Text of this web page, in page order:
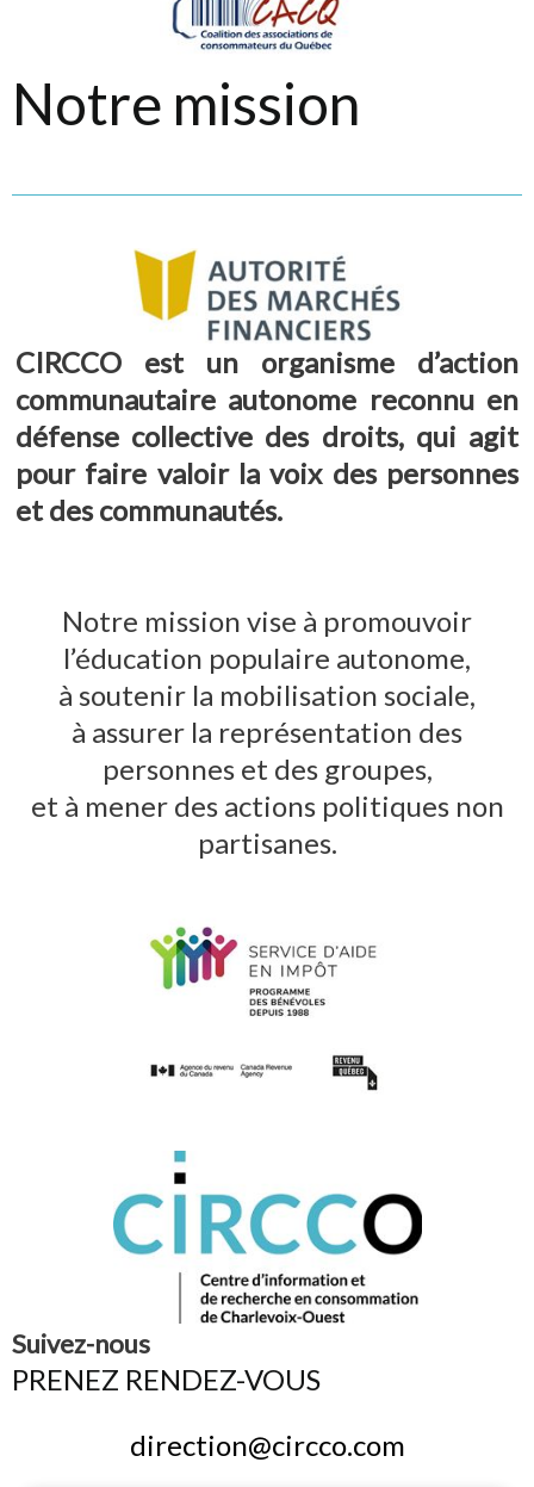
Notre mission
CIRCCO est un organisme d’action
communautaire autonome reconnu en
défense collective des droits, qui agit
pour faire valoir la voix des personnes
et des communautés.
Notre mission vise à promouvoir
l’éducation populaire autonome,
à soutenir la mobilisation sociale,
à assurer la représentation des
personnes et des groupes,
et à mener des actions politiques non
partisanes.
Suivez-nous
PRENEZ RENDEZ-VOUS
direction@circco.com